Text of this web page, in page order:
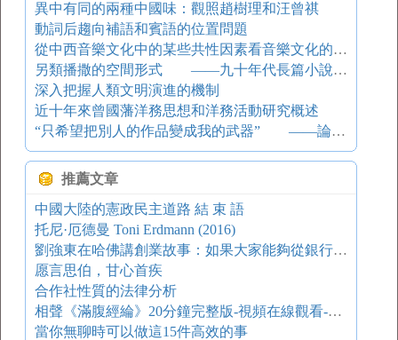
異中有同的兩種中國味：觀照趙樹理和汪曾祺
動詞后趨向補語和賓語的位置問題
從中西音樂文化中的某些共性因素看音樂文化的“傳播”與“傳承”
另類播撒的空間形式 ——九十年代長篇小說文體革命之一種
深入把握人類文明演進的機制
近十年來曾國藩洋務思想和洋務活動研究概述
“只希望把別人的作品變成我的武器” ——論巴金對外國文學的接受和譯介
推薦文章
中國大陸的憲政民主道路 結 束 語
托尼·厄德曼 Toni Erdmann (2016)
劉強東在哈佛講創業故事：如果大家能夠從銀行貸款的話，千萬不要拿風投的錢
愿言思伯，甘心首疾
合作社性質的法律分析
相聲《滿腹經綸》20分鐘完整版-視頻在線觀看-綜藝勁爆點
當你無聊時可以做這15件高效的事